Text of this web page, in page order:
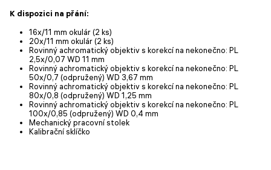
K dispozici na přání:
16x/11 mm okulár (2 ks)
20x/11 mm okulár (2 ks)
Rovinný achromatický objektiv s korekcí na nekonečno: PL
2,5x/0,07 WD 11 mm
Rovinný achromatický objektiv s korekcí na nekonečno: PL
50x/0,7 (odpružený) WD 3,67 mm
Rovinný achromatický objektiv s korekcí na nekonečno: PL
80x/0,8 (odpružený) WD 1,25 mm
Rovinný achromatický objektiv s korekcí na nekonečno: PL
100x/0,85 (odpružený) WD 0,4 mm
Mechanický pracovní stolek
Kalibrační sklíčko